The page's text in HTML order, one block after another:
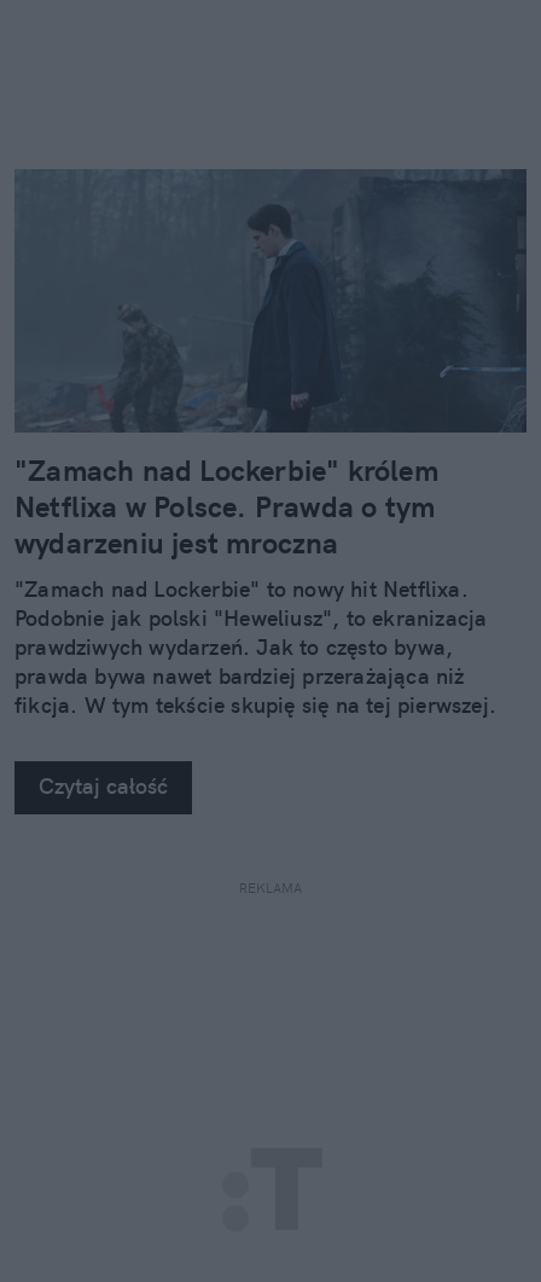
"Zamach nad Lockerbie" królem
Netflixa w Polsce. Prawda o tym
wydarzeniu jest mroczna
"Zamach nad Lockerbie" to nowy hit Netflixa.
Podobnie jak polski "Heweliusz", to ekranizacja
prawdziwych wydarzeń. Jak to często bywa,
prawda bywa nawet bardziej przerażająca niż
fikcja. W tym tekście skupię się na tej pierwszej.
Czytaj całość
REKLAMA